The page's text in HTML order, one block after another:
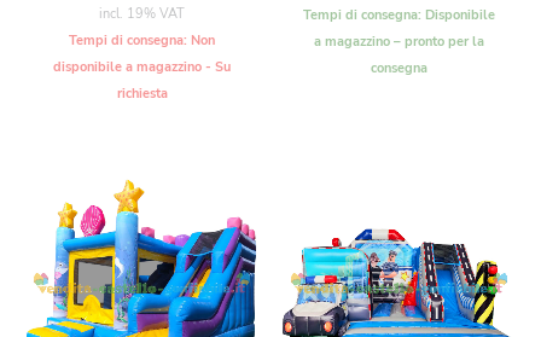
incl. 19% VAT
Tempi di consegna: Non
disponibile a magazzino - Su
richiesta
Tempi di consegna: Disponibile
a magazzino – pronto per la
consegna